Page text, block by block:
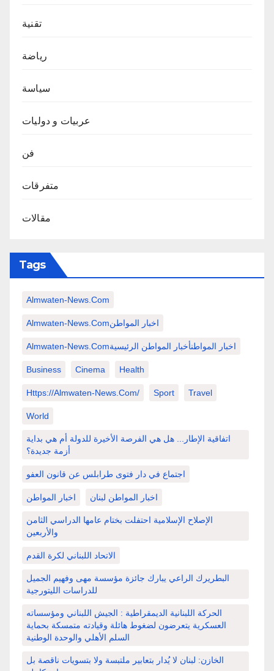
تقنية
رياضة
سياسة
عربيات و دوليات
فن
متفرقات
مقالات
Tags
Almwaten-News.com
Almwaten-News.comاخبار المواطن
Almwaten-News.comاخبار المواطنأخبار المواطن الرئيسية
Business Cinema Health
Https://almwaten-News.com/ Sport Travel
World
اتفاقية الإطار... هل هي الفرصة الأخيرة للدولة أم هي بداية
أزمة جديدة؟
اجتماع في دار فتوى طرابلس عن قانون العفو
اخبار المواطن اخبار المواطن لبنان
الإصلاح الإسلامية احتفلت بختام عامها الدراسي الثامن
والأربعين
الاتحاد اللبناني لكرة القدم
البطريرك الراعي يبارك جائزة مؤسسة مهى وفهيم الجميل
للدراسات الليتورجية
الحركة اللبنانية الديمقراطية : الجيش اللبناني ومؤسساته
العسكرية يتعرضون لضغوط هائلة وقيادته متمسكة بحماية
السلم الأهلي والوحدة الوطنية
الخازن: لبنان لا يُدار بتعابير ملتبسة ولا بتسويات ناقصة بل